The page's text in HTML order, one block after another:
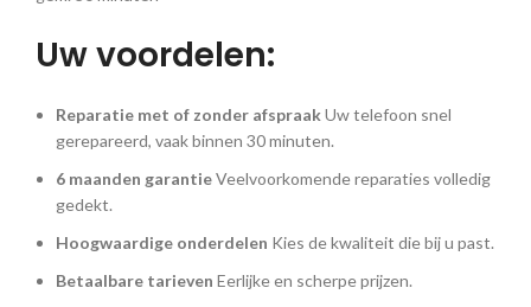
Uw voordelen:
Reparatie met of zonder afspraakUw telefoon snel
gerepareerd, vaak binnen 30 minuten.
6 maanden garantieVeelvoorkomende reparaties volledig
gedekt.
Hoogwaardige onderdelen Kies de kwaliteit die bij u past.
Betaalbare tarieven Eerlijke en scherpe prijzen.